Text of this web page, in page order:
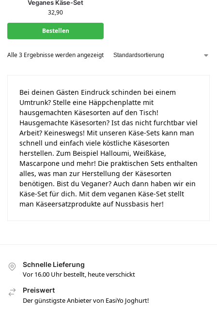
Veganes Käse-Set
32,90
Bestellen
Alle 3 Ergebnisse werden angezeigt
Bei deinen Gästen Eindruck schinden bei einem
Umtrunk? Stelle eine Häppchenplatte mit
hausgemachten Käsesorten auf den Tisch!
Hausgemachte Käsesorten? Ist das nicht furchtbar viel
Arbeit? Keineswegs! Mit unseren Käse-Sets kann man
schnell und einfach viele köstliche Käsesorten
herstellen. Zum Beispiel Halloumi, Weißkäse,
Mascarpone und mehr! Die praktischen Sets enthalten
alles, was man zur Herstellung der Käsesorten
benötigen. Bist du Veganer? Auch dann haben wir ein
Käse-Set für dich. Mit dem veganen Käse-Set stellt
man Käseersatzprodukte auf Nussbasis her!
Schnelle Lieferung
Vor 16.00 Uhr bestellt, heute verschickt
Preiswert
Der günstigste Anbieter von EasiYo Joghurt!